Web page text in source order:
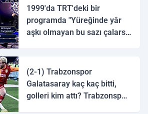
1999'da TRT'deki bir
programda "Yüreğinde yâr
aşkı olmayan bu sazı çalarsa
(2-1) Trabzonspor
Galatasaray kaç kaç bitti,
golleri kim attı? Trabzonspor